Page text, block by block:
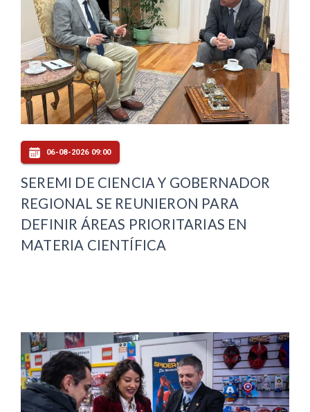
06-08-2026 09:00
SEREMI DE CIENCIA Y GOBERNADOR
REGIONAL SE REUNIERON PARA
DEFINIR ÁREAS PRIORITARIAS EN
MATERIA CIENTÍFICA